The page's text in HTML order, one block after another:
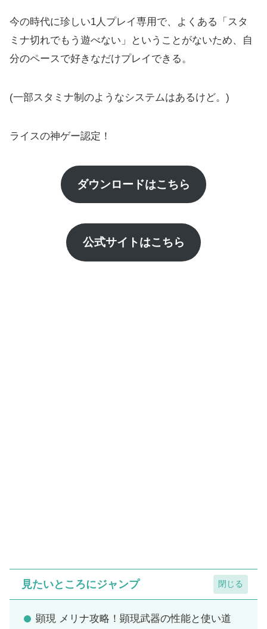
今の時代に珍しい1人プレイ専用で、よくある「スタ
ミナ切れでもう遊べない」ということがないため、自
分のペースで好きなだけプレイできる。
(一部スタミナ制のようなシステムはあるけど。)
ライスの神ゲー認定！
ダウンロードはこちら
公式サイトはこちら
見たいところにジャンプ
顕現 メリナ攻略！顕現武器の性能と使い道